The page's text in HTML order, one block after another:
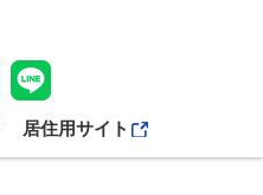
居住用サイト